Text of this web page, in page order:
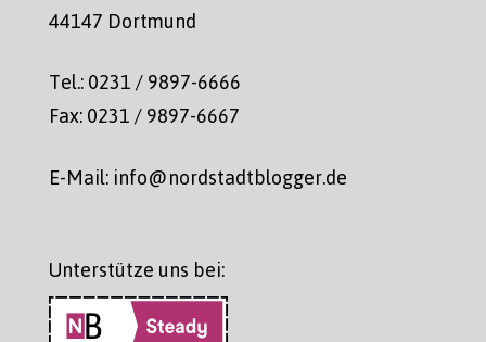
44147 Dortmund
Tel.: 0231 / 9897-6666
Fax: 0231 / 9897-6667
E-Mail: info@nordstadtblogger.de
Unterstütze uns bei: